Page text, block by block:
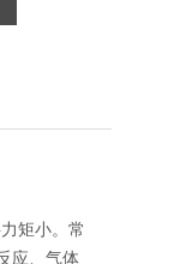
矩小。常
应、气体